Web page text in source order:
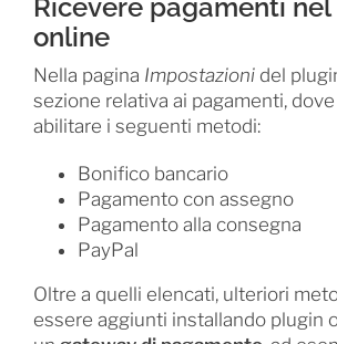
Ricevere pagamenti
online
Nella pagina Impostazionidel
sezione relativa ai pagamenti,
abilitare i seguenti metodi:
Bonifico bancario
Pagamento con assegno
Pagamento alla consegna
PayPal
Oltre a quelli elencati, ulteriori
essere aggiunti installando plugin